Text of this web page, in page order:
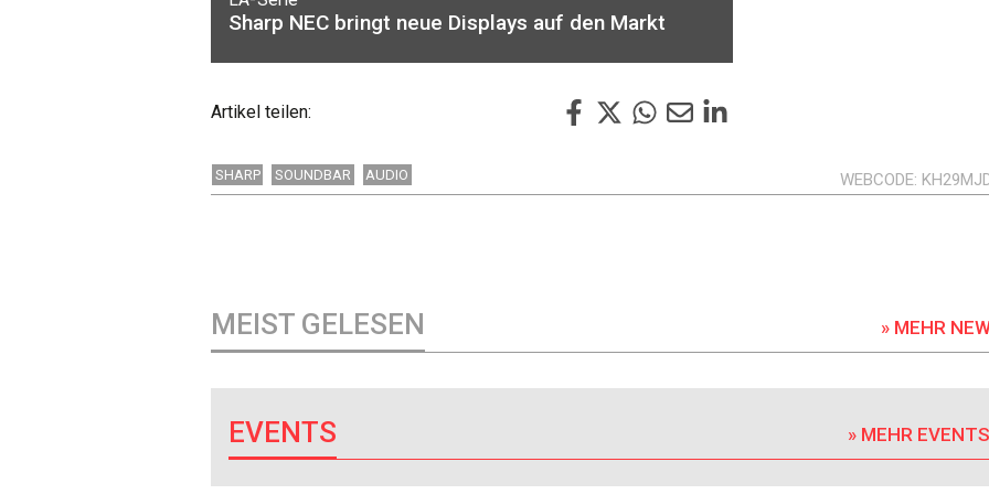
Sharp NEC bringt neue Displays auf den Markt
Artikel teilen:
SHARP SOUNDBAR AUDIO WEBCODE
MEIST GELESEN » MEHR
EVENTS » MEHR EVENTS